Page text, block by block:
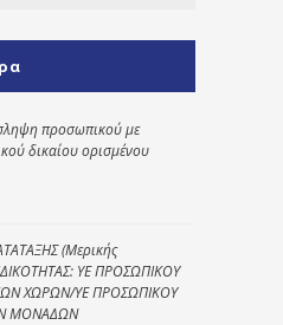
προσωπικού με
δικαίου ορισμένου
(Μερικής
ΥΕ ΠΡΟΣΩΠΙΚΟΥ
ΧΩΡΩΝ/ΥΕ ΠΡΟΣΩΠΙΚΟΥ
ΜΟΝΑΔΩΝ